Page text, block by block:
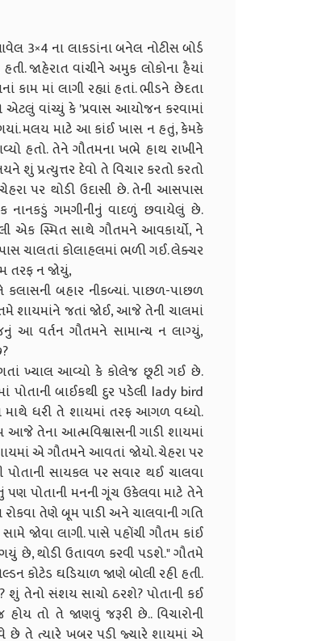
3×4 ના લાકડાંના બનેલ નોટીસ બોર્ડ
જાહેરાત વાંચીને અમુક લોકોના હૈયાં
કામ માં લાગી રહ્યાં હતાં. ભીડને છેદતા
એટલું વાંચ્યું કે 'પ્રવાસ આયોજન કરવામાં
મલય માટે આ કાંઈ ખાસ ન હતું, કેમકે
હતો. તેને ગૌતમના ખભે હાથ રાખીને
પ્રત્યુત્તર દેવો તે વિચાર કરતો કરતો
પર થોડી ઉદાસી છે. તેની આસપાસ
નાનકડું ગમગીનીનું વાદળું છવાયેલું છે.
એક સ્મિત સાથે ગૌતમને આવકાર્યો, ને
ચાલતાં કોલાહલમાં ભળી ગઈ. લેક્ચર
તરફ ન જોયું,
કલાસની બહાર નીકળ્યાં. પાછળ-પાછળ
શાયમાંને જતાં જોઈ, આજે તેની ચાલમાં
આ વર્તન ગૌતમને સામાન્ય ન લાગ્યું,
ખ્યાલ આવ્યો કે કોલેજ છૂટી ગઈ છે.
પોતાની બાઈકથી દુર પડેલી lady bird
માથે ધરી તે શાયમાં તરફ આગળ વધ્યો.
આજે તેના આત્મવિશ્વાસની ગાડી શાયમાં
એ ગૌતમને આવતાં જોયો. ચેહરા પર
સાયકલ પર સવાર થઈ ચાલવા
પોતાની મનની ગૂંચ ઉકેલવા માટે તેને
રોકવા તેણે બૂમ પાડી અને ચાલવાની ગતિ
જોવા લાગી. પાસે પહોંચી ગૌતમ કાંઈ
છે, થોડી ઉતાવળ કરવી પડશે." ગૌતમે
કોટેડ ઘડિયાળ જાણે બોલી રહી હતી.
તેનો સંશય સાચો ઠરશે? પોતાની કઈ
તો તે જાણવું જરૂરી છે.. વિચારોની
છે તે ત્યારે ખબર પડી જ્યારે શાયમાં એ